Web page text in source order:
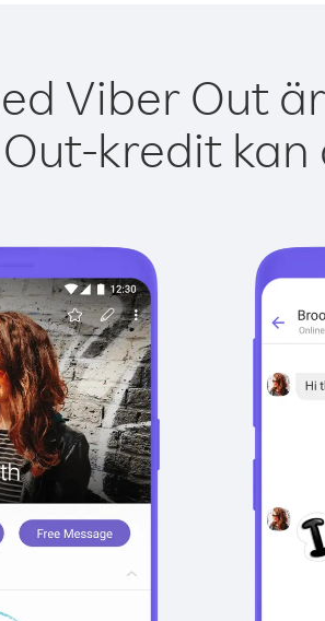
Viber Out
kredit kan